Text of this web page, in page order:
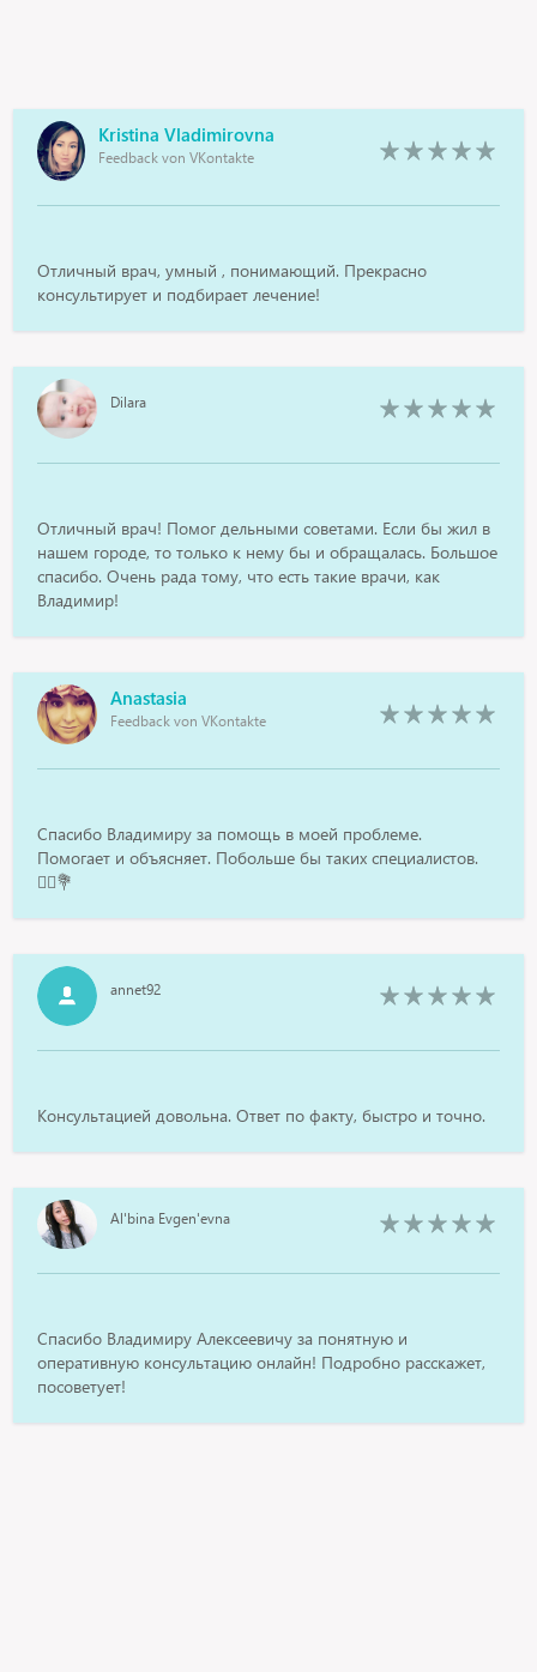
Kristina Vladimirovna
Feedback von VKontakte
Отличный врач, умный , понимающий. Прекрасно
консультирует и подбирает лечение!
Dilara
Отличный врач! Помог дельными советами. Если бы жил в
нашем городе, то только к нему бы и обращалась. Большое
спасибо. Очень рада тому, что есть такие врачи, как
Владимир!
Anastasia
Feedback von VKontakte
Спасибо Владимиру за помощь в моей проблеме.
Помогает и объясняет. Побольше бы таких специалистов.
👨‍⚕️💐
annet92
Консультацией довольна. Ответ по факту, быстро и точно.
Al'bina Evgen'evna
Спасибо Владимиру Алексеевичу за понятную и
оперативную консультацию онлайн! Подробно расскажет,
посоветует!